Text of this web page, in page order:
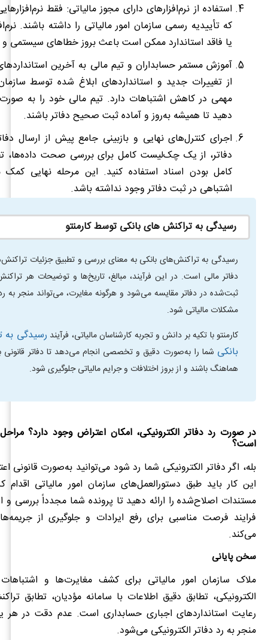
استفاده از نرم‌افزارهای دارای مجوز مالیاتی: فقط
که تأییدیه رسمی سازمان امور مالیاتی را داشته باشند.
یا فاقد استاندارد ممکن است باعث بروز خطاهای سیستمی و
آموزش مستمر حسابداران و تیم مالی به آخرین
از تغییرات جدید و استانداردهای ابلاغ شده توسط
مهمی در کاهش اشتباهات دارد. تیم مالی خود را به
دهید تا همیشه به‌روز و آماده ثبت صحیح دفاتر باشند.
اجرای کنترل‌های نهایی و بازبینی جامع پیش از ارسال
دفاتر، از یک چک‌لیست کامل برای بررسی صحت داده‌ها،
کامل بودن اسناد استفاده کنید. این مرحله نهایی
اشتباهی در ثبت دفاتر وجود نداشته باشد.
رسیدگی به تراکنش های بانکی توسط کارمنتو
رسیدگی به تراکنش‌های بانکی به معنای بررسی و تطبیق جزئیات
دفاتر مالی است. در این فرآیند، مبالغ، تاریخ‌ها و توضیحات هر
ثبت‌شده در دفاتر مقایسه می‌شود و هرگونه مغایرت، می‌تواند منجر به
مشکلات مالیاتی شود.
کارمنتو با تکیه بر دانش و تجربه کارشناسان مالیاتی، فرآیند رسیدگی به
بانکی شما را به‌صورت دقیق و تخصصی انجام می‌دهد تا دفاتر قانونی
هماهنگ باشند و از بروز اختلافات و جرایم مالیاتی جلوگیری شود.
در صورت رد دفاتر الکترونیکی، امکان اعتراض وجود دارد؟
است؟
بله، اگر دفاتر الکترونیکی شما رد شود می‌توانید به‌صورت قانونی
این کار باید طبق دستورالعمل‌های سازمان امور مالیاتی
مستندات اصلاح‌شده را ارائه دهید تا پرونده شما مجدداً بررسی و
فرایند فرصت مناسبی برای رفع ایرادات و جلوگیری از
می‌کند.
سخن پایانی
ملاک سازمان امور مالیاتی برای کشف مغایرت‌ها و
الکترونیکی، تطابق دقیق اطلاعات با سامانه مؤدیان، تطابق
رعایت استانداردهای اجباری حسابداری است. عدم دقت در هر
منجر به رد دفاتر الکترونیکی می‌شود.